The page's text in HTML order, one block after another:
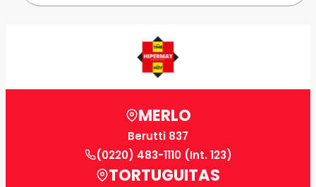
MERLO
Berutti 837
(0220) 483-1110 (Int. 123)
TORTUGUITAS